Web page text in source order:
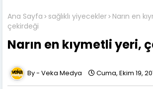
Ana Sayfa sağlıklı yiyecekler Narın en
çekirdeği
Narın en kıymetli yeri,
Veka Medya Cuma, Ekim 19,